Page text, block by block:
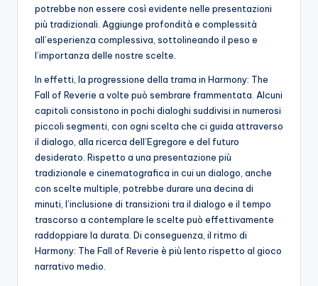
potrebbe non essere così evidente nelle presentazioni
più tradizionali. Aggiunge profondità e complessità
all’esperienza complessiva, sottolineando il peso e
l’importanza delle nostre scelte.
In effetti, la progressione della trama in Harmony: The
Fall of Reverie a volte può sembrare frammentata. Alcuni
capitoli consistono in pochi dialoghi suddivisi in numerosi
piccoli segmenti, con ogni scelta che ci guida attraverso
il dialogo, alla ricerca dell’Egregore e del futuro
desiderato. Rispetto a una presentazione più
tradizionale e cinematografica in cui un dialogo, anche
con scelte multiple, potrebbe durare una decina di
minuti, l’inclusione di transizioni tra il dialogo e il tempo
trascorso a contemplare le scelte può effettivamente
raddoppiare la durata. Di conseguenza, il ritmo di
Harmony: The Fall of Reverie è più lento rispetto al gioco
narrativo medio.